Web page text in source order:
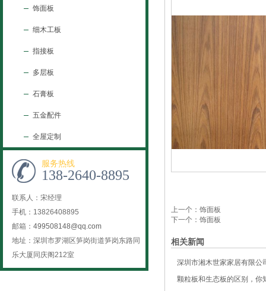
上一个： 饰面板
下一个： 饰面板
相关新闻
深圳市湘木世家家居有限公
颗粒板和生态板的区别，你
饰面板
细木工板
指接板
多层板
石膏板
五金配件
全屋定制
服务热线
138-2640-8895
联系人：宋经理
手机：13826408895
邮箱： 499508148@qq.com
地址：深圳市罗湖区笋岗街道笋岗东路同
乐大厦同庆阁212室